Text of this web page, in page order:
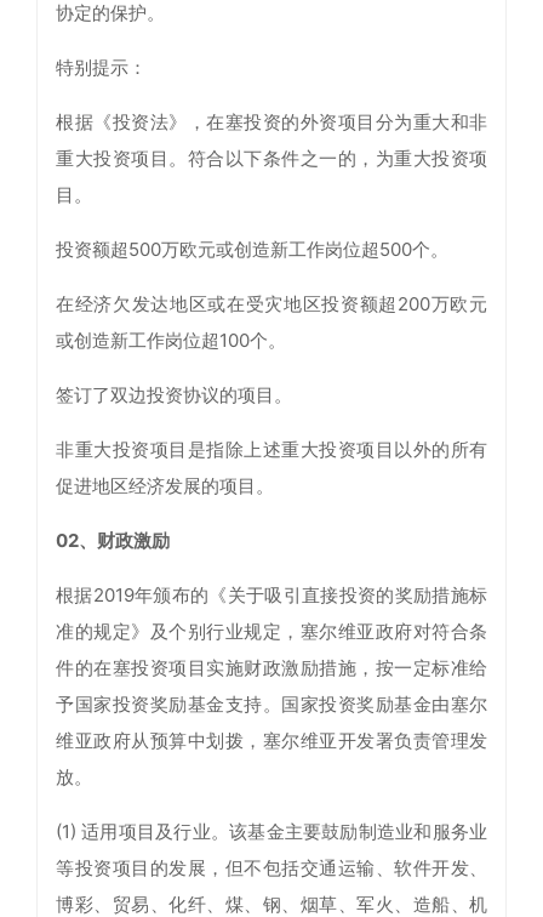
协定的保护。
特别提示：
根据《投资法》，在塞投资的外资项目分为重大和非
重大投资项目。符合以下条件之一的，为重大投资项
目。
投资额超500万欧元或创造新工作岗位超500个。
在经济欠发达地区或在受灾地区投资额超200万欧元
或创造新工作岗位超100个。
签订了双边投资协议的项目。
非重大投资项目是指除上述重大投资项目以外的所有
促进地区经济发展的项目。
02、财政激励
根据2019年颁布的《关于吸引直接投资的奖励措施标
准的规定》及个别行业规定，塞尔维亚政府对符合条
件的在塞投资项目实施财政激励措施，按一定标准给
予国家投资奖励基金支持。国家投资奖励基金由塞尔
维亚政府从预算中划拨，塞尔维亚开发署负责管理发
放。
(1) 适用项目及行业。该基金主要鼓励制造业和服务业
等投资项目的发展，但不包括交通运输、软件开发、
博彩、贸易、化纤、煤、钢、烟草、军火、造船、机